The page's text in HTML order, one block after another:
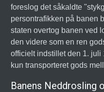
foreslog det såkaldte
persontrafikken på banen
staten overtog banen ved
den videre som en ren
officielt indstillet den 1. juli
kun transporteret gods
Banens Neddrosling